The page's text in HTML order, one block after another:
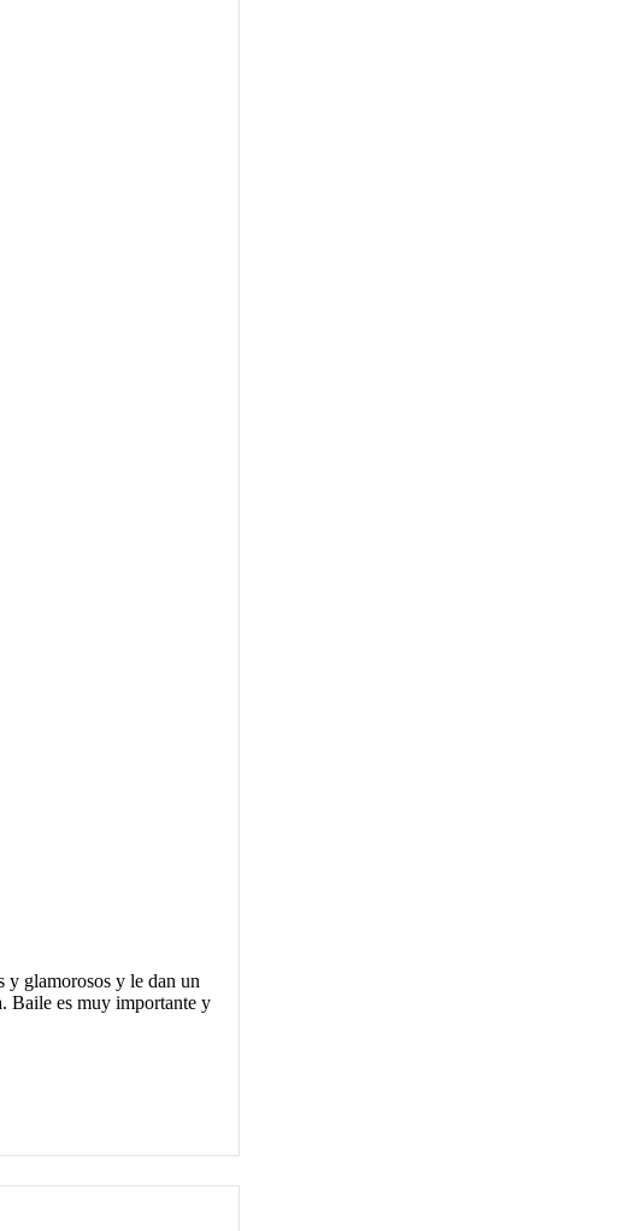
y glamorosos y le dan un
Baile es muy importante y